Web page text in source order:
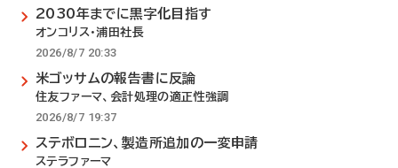
2030年までに黒字化目指す
オンコリス・浦田社長
2026/8/7 20:33
米ゴッサムの報告書に反論
住友ファーマ、会計処理の適正性強調
2026/8/7 19:37
ステボロニン、製造所追加の一変申請
ステラファーマ